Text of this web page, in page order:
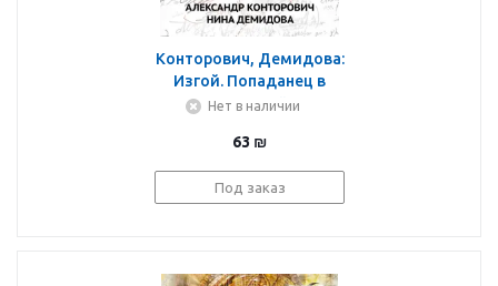
Конторович, Демидова:
Изгой. Попаданец в
параллельный мир
Нет в наличии
63 ₪
Под заказ